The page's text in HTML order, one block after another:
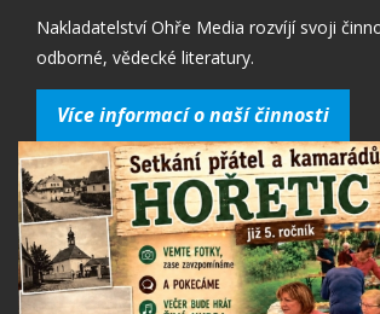
Nakladatelství Ohře Media rozvíjí svoji
odborné, vědecké literatury.
Více informací o naší činnosti